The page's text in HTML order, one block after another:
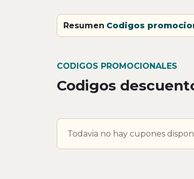
Resumen Codigos
CODIGOS PROMOCIONALES
Codigos
Todavia no hay cupones